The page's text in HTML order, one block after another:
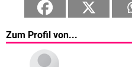
Zum Profil von...